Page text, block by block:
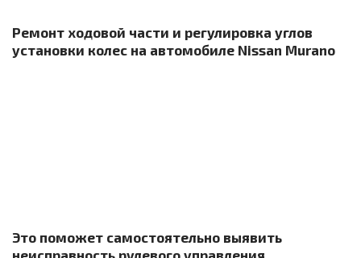
Ремонт ходовой части и регулировка углов
установки колес на автомобиле Nissan Murano
Это поможет самостоятельно выявить
неисправность рулевого управления